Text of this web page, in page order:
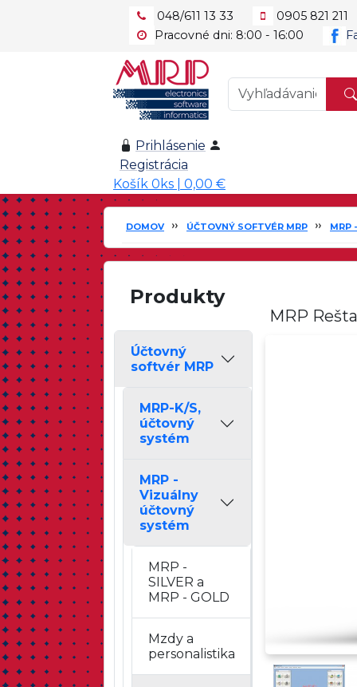
048/611 13 33
0905 821 211
Pracovné dni: 8:00 - 16:00
Prihlásenie
Registrácia
Košík 0ks | 0,00 €
DOMOV ÚČTOVNÝ SOFTVÉR MRP MRP
Produkty
Účtovný
softvér MRP
MRP-K/S,
účtovný
systém
MRP -
Vizuálny
účtovný
systém
MRP -
SILVER a
MRP - GOLD
Mzdy a
personalistika
MRP